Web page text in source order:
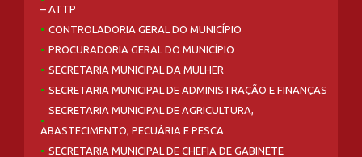
– ATTP
CONTROLADORIA GERAL DO MUNICÍPIO
PROCURADORIA GERAL DO MUNICÍPIO
SECRETARIA MUNICIPAL DA MULHER
SECRETARIA MUNICIPAL DE ADMINISTRAÇÃO E FINANÇAS
SECRETARIA MUNICIPAL DE AGRICULTURA,
ABASTECIMENTO, PECUÁRIA E PESCA
SECRETARIA MUNICIPAL DE CHEFIA DE GABINETE